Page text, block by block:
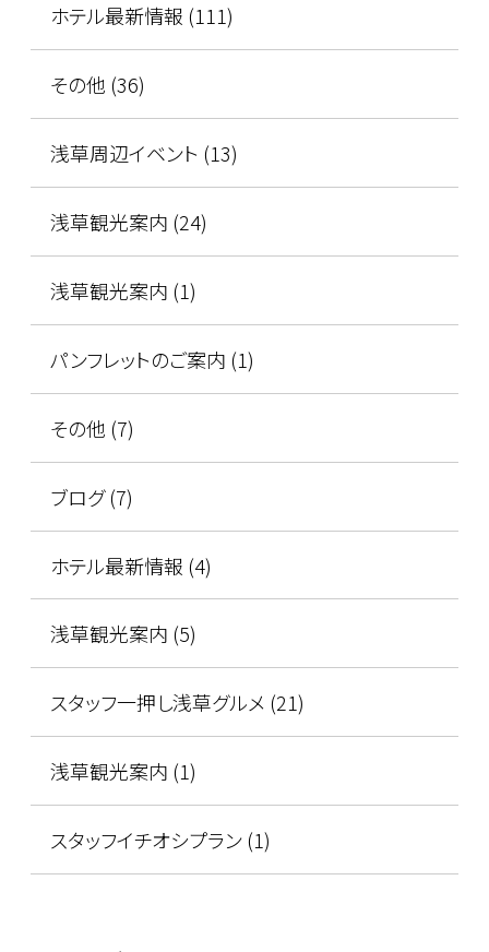
ホテル最新情報 (111)
その他 (36)
浅草周辺イベント (13)
浅草観光案内 (24)
浅草観光案内 (1)
パンフレットのご案内 (1)
その他 (7)
ブログ (7)
ホテル最新情報 (4)
浅草観光案内 (5)
スタッフ一押し浅草グルメ (21)
浅草観光案内 (1)
スタッフイチオシプラン (1)